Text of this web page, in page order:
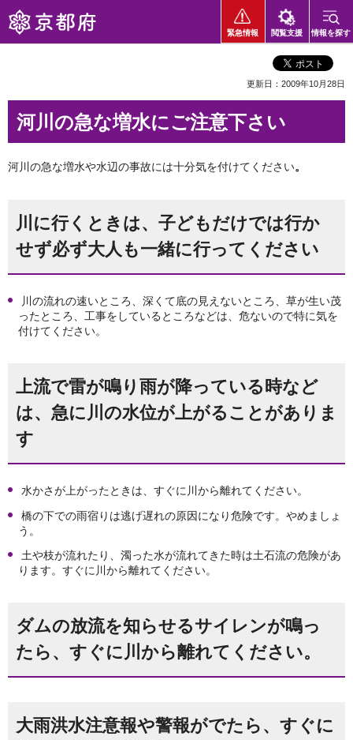
京都府
緊急情報 閲覧支援 情報を探す
更新日：2009年10月28日
河川の急な増水にご注意下さい
河川の急な増水や水辺の事故には十分気を付けてください。
川に行くときは、子どもだけでは行か
せず必ず大人も一緒に行ってください
川の流れの速いところ、深くて底の見えないところ、草が生い茂
ったところ、工事をしているところなどは、危ないので特に気を
付けてください。
上流で雷が鳴り雨が降っている時など
は、急に川の水位が上がることがありま
す
水かさが上がったときは、すぐに川から離れてください。
橋の下での雨宿りは逃げ遅れの原因になり危険です。やめましょ
う。
土や枝が流れたり、濁った水が流れてきた時は土石流の危険があ
ります。すぐに川から離れてください。
ダムの放流を知らせるサイレンが鳴っ
たら、すぐに川から離れてください。
大雨洪水注意報や警報がでたら、すぐに